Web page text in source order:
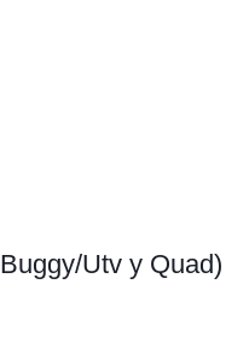
Utv y Quad)